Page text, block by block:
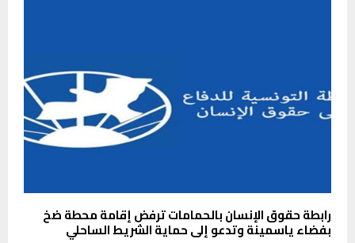
رابطة حقوق الإنسان بالحمامات ترفض إقامة محطة ضخ
بفضاء ياسمينة وتدعو إلى حماية الشريط الساحلي